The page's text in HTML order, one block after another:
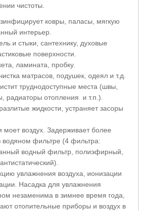
чистоты.
ковры, паласы, мягкую
интерьер.
и стыки, сантехнику, духовые
поверхности.
ламината, пробку.
матрасов, подушек, одеял и т.д.
труднодоступные места (швы,
радиаторы отопления и т.п.).
жидкости, устраняет засоры
моет воздух. Задерживает более
водяном фильтре (4 фильтра:
водный фильтр, полиэфирный,
увлажнения воздуха, ионизации
Насадка для увлажнения
незаменима в зимнее время года,
отопительные приборы и воздух в